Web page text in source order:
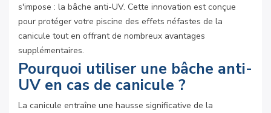
s'impose : la bâche anti-UV. Cette innovation est conçue
pour protéger votre piscine des effets néfastes de la
canicule tout en offrant de nombreux avantages
supplémentaires.
Pourquoi utiliser une bâche anti-
UV en cas de canicule ?
La canicule entraîne une hausse significative de la